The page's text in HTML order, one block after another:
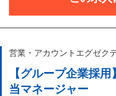
営業・アカウントエグゼク
【グループ企業採
当マネージャー